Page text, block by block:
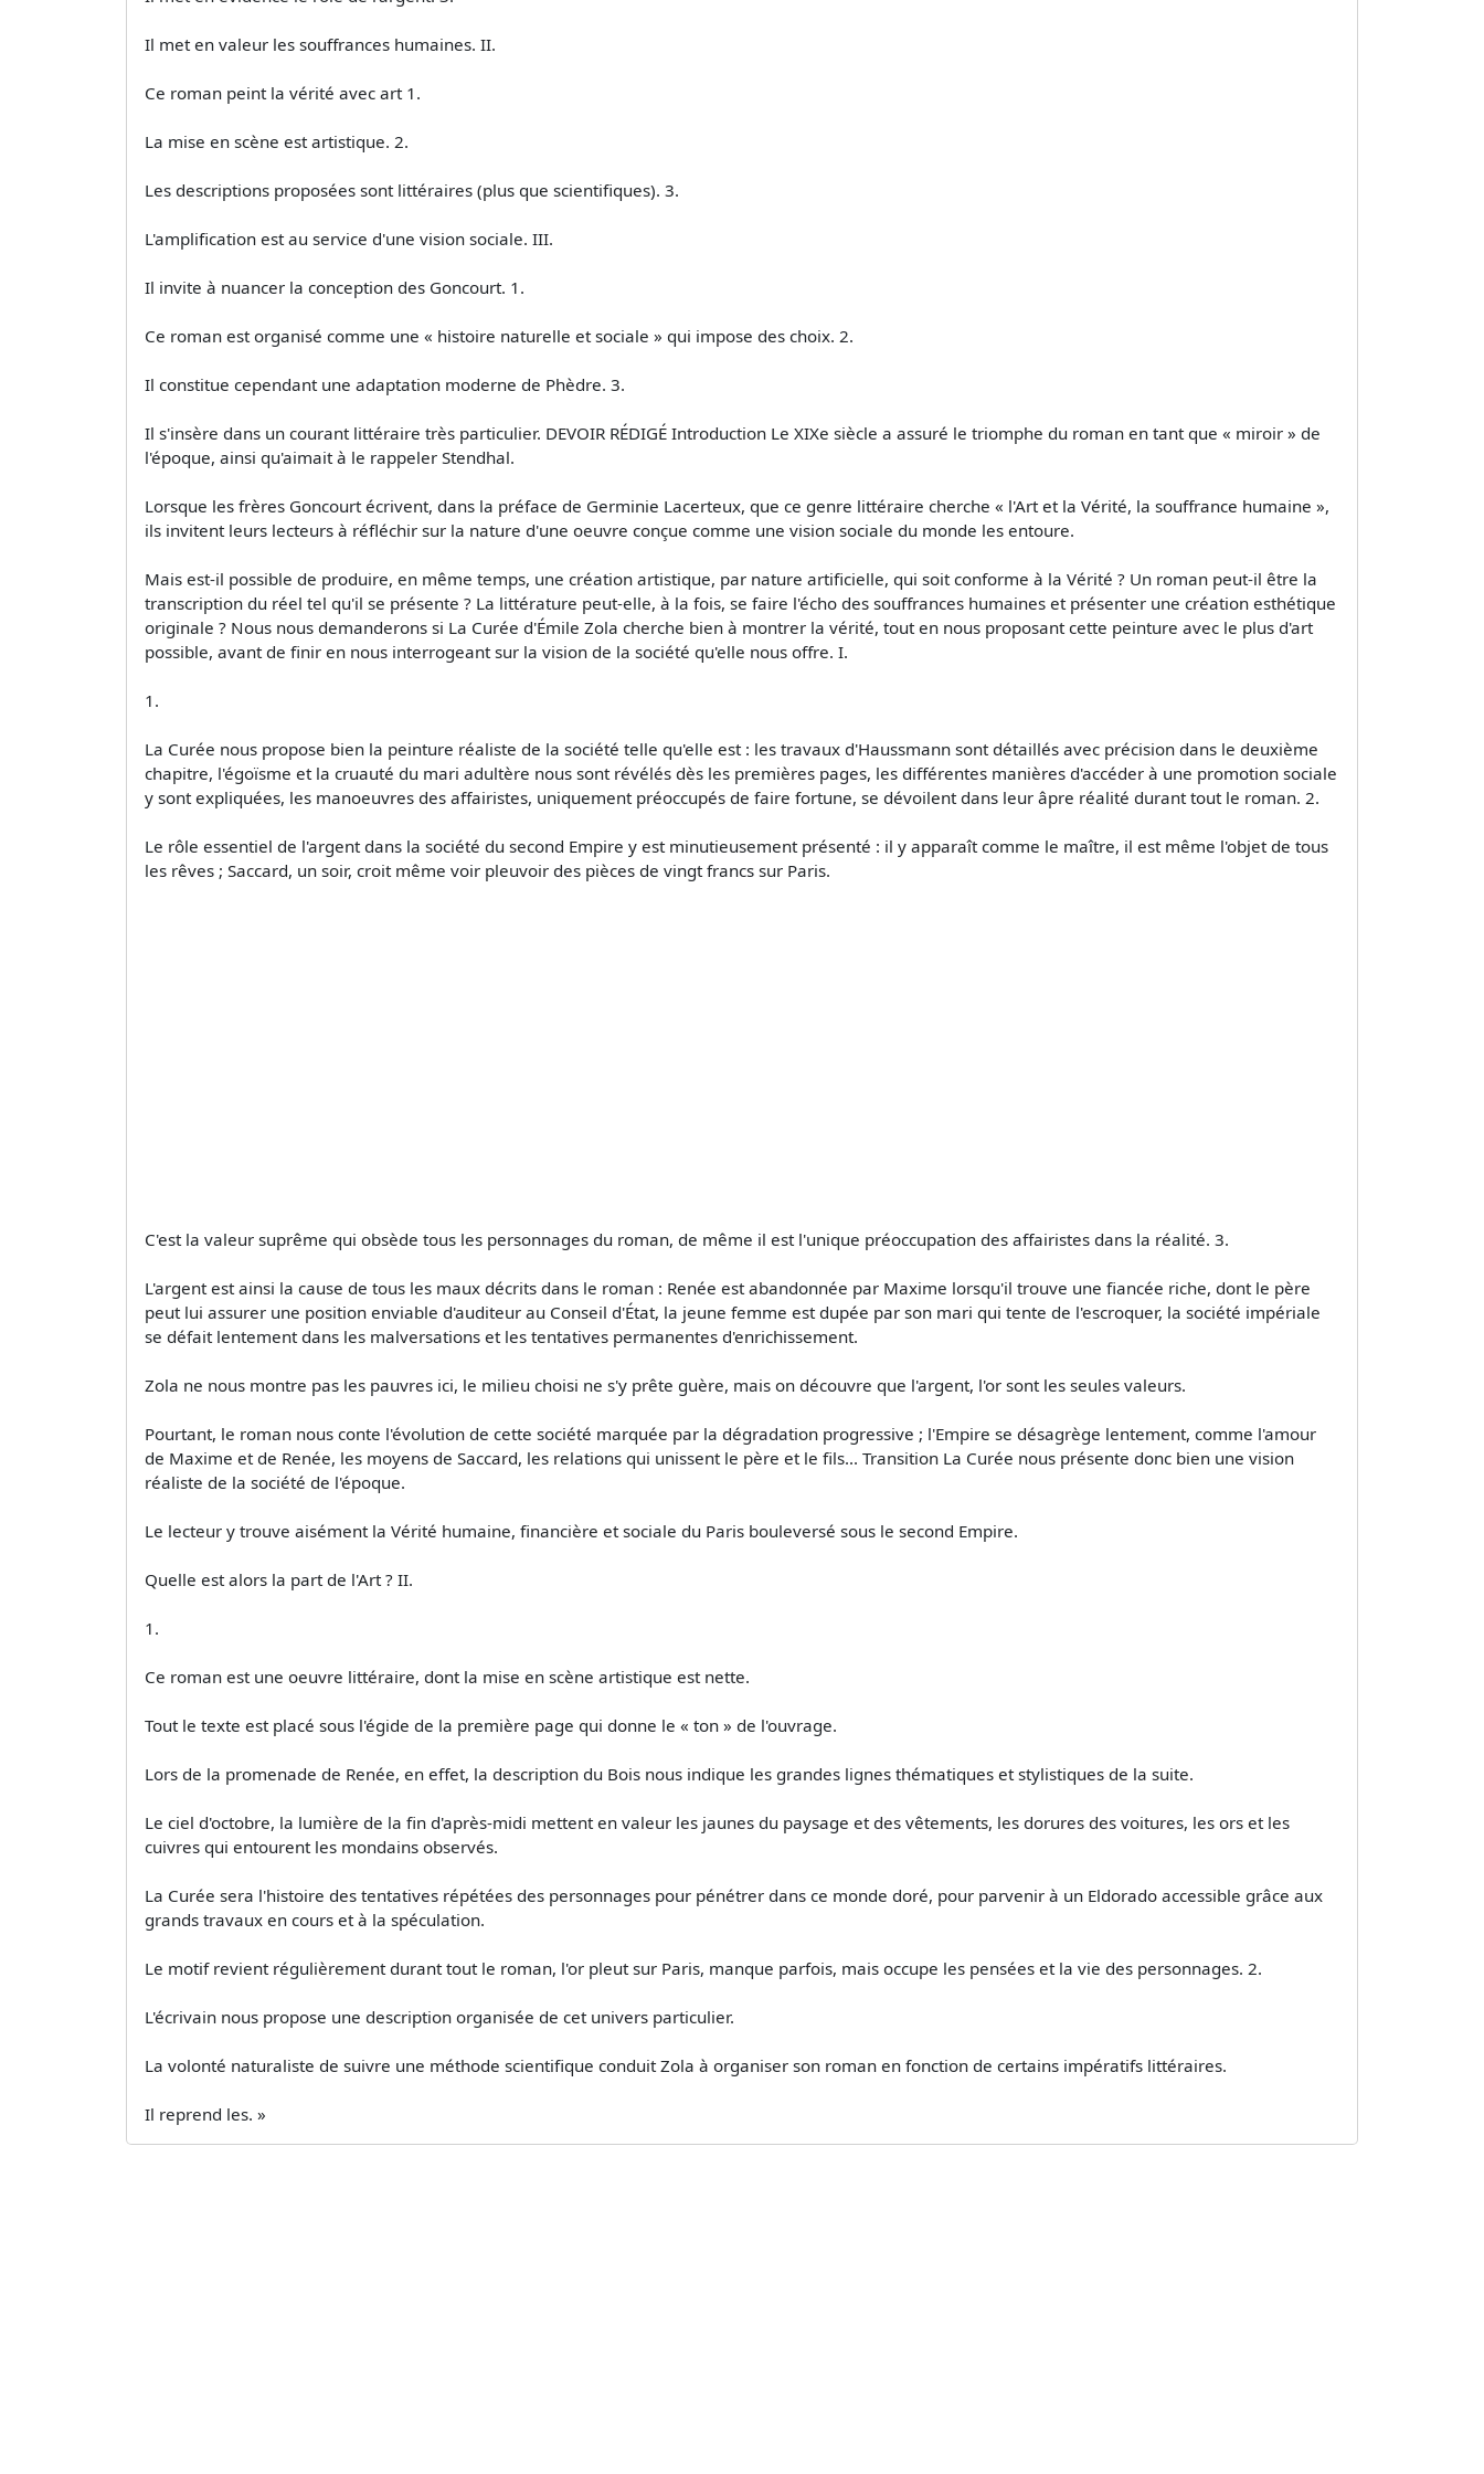
Il met en valeur les souffrances humaines. II.
Ce roman peint la vérité avec art 1.
La mise en scène est artistique. 2.
Les descriptions proposées sont littéraires (plus que scientifiques). 3.
L'amplification est au service d'une vision sociale. III.
Il invite à nuancer la conception des Goncourt. 1.
Ce roman est organisé comme une « histoire naturelle et sociale » qui impose des choix. 2.
Il constitue cependant une adaptation moderne de Phèdre. 3.
Il s'insère dans un courant littéraire très particulier. DEVOIR RÉDIGÉ Introduction Le XIXe siècle a assuré le triomphe du roman en tant que « miroir » de
l'époque, ainsi qu'aimait à le rappeler Stendhal.
Lorsque les frères Goncourt écrivent, dans la préface de Germinie Lacerteux, que ce genre littéraire cherche « l'Art et la Vérité, la souffrance humaine »,
ils invitent leurs lecteurs à réfléchir sur la nature d'une oeuvre conçue comme une vision sociale du monde les entoure.
Mais est-il possible de produire, en même temps, une création artistique, par nature artificielle, qui soit conforme à la Vérité ? Un roman peut-il être la
transcription du réel tel qu'il se présente ? La littérature peut-elle, à la fois, se faire l'écho des souffrances humaines et présenter une création esthétique
originale ? Nous nous demanderons si La Curée d'Émile Zola cherche bien à montrer la vérité, tout en nous proposant cette peinture avec le plus d'art
possible, avant de finir en nous interrogeant sur la vision de la société qu'elle nous offre. I.
1.
La Curée nous propose bien la peinture réaliste de la société telle qu'elle est : les travaux d'Haussmann sont détaillés avec précision dans le deuxième
chapitre, l'égoïsme et la cruauté du mari adultère nous sont révélés dès les premières pages, les différentes manières d'accéder à une promotion sociale
y sont expliquées, les manoeuvres des affairistes, uniquement préoccupés de faire fortune, se dévoilent dans leur âpre réalité durant tout le roman. 2.
Le rôle essentiel de l'argent dans la société du second Empire y est minutieusement présenté : il y apparaît comme le maître, il est même l'objet de tous
les rêves ; Saccard, un soir, croit même voir pleuvoir des pièces de vingt francs sur Paris.
C'est la valeur suprême qui obsède tous les personnages du roman, de même il est l'unique préoccupation des affairistes dans la réalité. 3.
L'argent est ainsi la cause de tous les maux décrits dans le roman : Renée est abandonnée par Maxime lorsqu'il trouve une fiancée riche, dont le père
peut lui assurer une position enviable d'auditeur au Conseil d'État, la jeune femme est dupée par son mari qui tente de l'escroquer, la société impériale
se défait lentement dans les malversations et les tentatives permanentes d'enrichissement.
Zola ne nous montre pas les pauvres ici, le milieu choisi ne s'y prête guère, mais on découvre que l'argent, l'or sont les seules valeurs.
Pourtant, le roman nous conte l'évolution de cette société marquée par la dégradation progressive ; l'Empire se désagrège lentement, comme l'amour
de Maxime et de Renée, les moyens de Saccard, les relations qui unissent le père et le fils... Transition La Curée nous présente donc bien une vision
réaliste de la société de l'époque.
Le lecteur y trouve aisément la Vérité humaine, financière et sociale du Paris bouleversé sous le second Empire.
Quelle est alors la part de l'Art ? II.
1.
Ce roman est une oeuvre littéraire, dont la mise en scène artistique est nette.
Tout le texte est placé sous l'égide de la première page qui donne le « ton » de l'ouvrage.
Lors de la promenade de Renée, en effet, la description du Bois nous indique les grandes lignes thématiques et stylistiques de la suite.
Le ciel d'octobre, la lumière de la fin d'après-midi mettent en valeur les jaunes du paysage et des vêtements, les dorures des voitures, les ors et les
cuivres qui entourent les mondains observés.
La Curée sera l'histoire des tentatives répétées des personnages pour pénétrer dans ce monde doré, pour parvenir à un Eldorado accessible grâce aux
grands travaux en cours et à la spéculation.
Le motif revient régulièrement durant tout le roman, l'or pleut sur Paris, manque parfois, mais occupe les pensées et la vie des personnages. 2.
L'écrivain nous propose une description organisée de cet univers particulier.
La volonté naturaliste de suivre une méthode scientifique conduit Zola à organiser son roman en fonction de certains impératifs littéraires.
Il reprend les. »